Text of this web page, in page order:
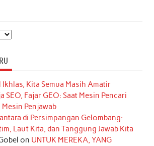
Ikhlas, Kita Semua Masih Amatir
SEO, Fajar GEO: Saat Mesin Pencari
Penjawab
di Persimpangan Gelombang:
Laut Kita, dan Tanggung Jawab Kita
on UNTUK MEREKA, YANG